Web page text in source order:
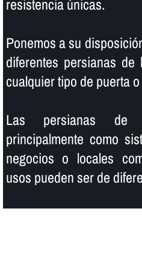
resistencia únicas.
Ponemos a su
diferentes persianas
cualquier tipo de puerta
Las persianas de
principalmente como
negocios o locales
usos pueden ser de